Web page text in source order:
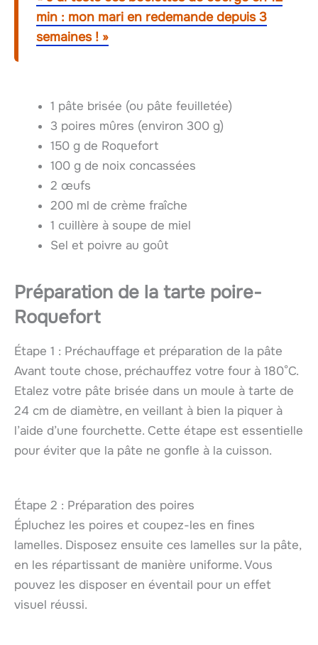
min : mon mari en redemande depuis 3
semaines ! »
1 pâte brisée (ou pâte feuilletée)
3 poires mûres (environ 300 g)
150 g de Roquefort
100 g de noix concassées
2 œufs
200 ml de crème fraîche
1 cuillère à soupe de miel
Sel et poivre au goût
Préparation de la tarte poire-
Roquefort
Étape 1 : Préchauffage et préparation de la pâte
Avant toute chose, préchauffez votre four à 180°C.
Etalez votre pâte brisée dans un moule à tarte de
24 cm de diamètre, en veillant à bien la piquer à
l’aide d’une fourchette. Cette étape est essentielle
pour éviter que la pâte ne gonfle à la cuisson.
Étape 2 : Préparation des poires
Épluchez les poires et coupez-les en fines
lamelles. Disposez ensuite ces lamelles sur la pâte,
en les répartissant de manière uniforme. Vous
pouvez les disposer en éventail pour un effet
visuel réussi.